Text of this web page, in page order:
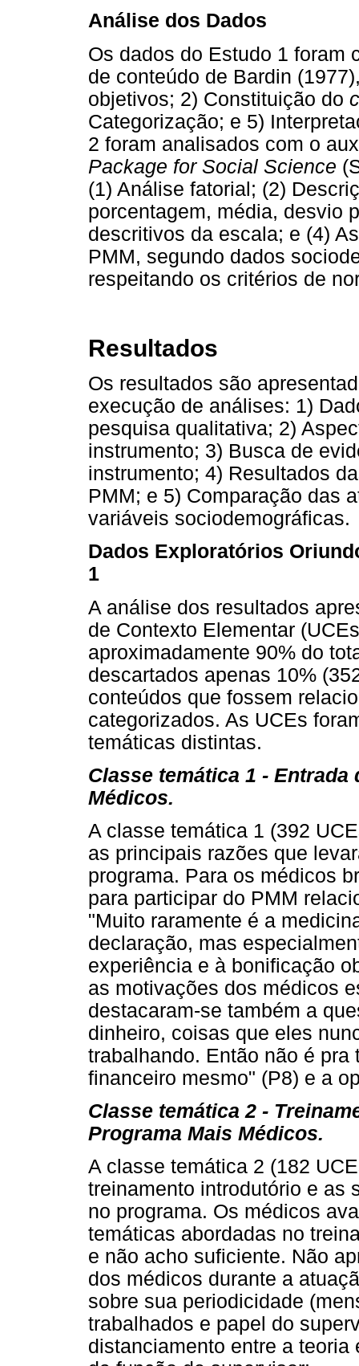
Análise dos Dados
Os dados do Estudo 1 foram
de conteúdo de Bardin
objetivos; 2) Constituição do
Categorização; e 5)
2 foram analisados com o
Package for Social Science
(1) Análise fatorial; (2)
porcentagem, média, desvio
descritivos da escala; e (4)
PMM, segundo dados
respeitando os critérios de
Resultados
Os resultados são
execução de análises: 1)
pesquisa qualitativa; 2)
instrumento; 3) Busca de
instrumento; 4) Resultados
PMM; e 5) Comparação das
variáveis sociodemográficas.
Dados Exploratórios
1
A análise dos resultados
de Contexto Elementar
aproximadamente 90% do
descartados apenas 10%
conteúdos que fossem
categorizados. As UCEs
temáticas distintas.
Classe temática 1 -
Médicos.
A classe temática 1 (392
as principais razões que
programa. Para os médicos
para participar do PMM
"Muito raramente é a
declaração, mas
experiência e à bonificação
as motivações dos médicos
destacaram-se também a
dinheiro, coisas que eles
trabalhando. Então não é
financeiro mesmo" (P8) e a
Classe temática 2 -
Programa Mais Médicos.
A classe temática 2 (182
treinamento introdutório e as
no programa. Os médicos
temáticas abordadas no
e não acho suficiente. Não
dos médicos durante a
sobre sua periodicidade
trabalhados e papel do
distanciamento entre a